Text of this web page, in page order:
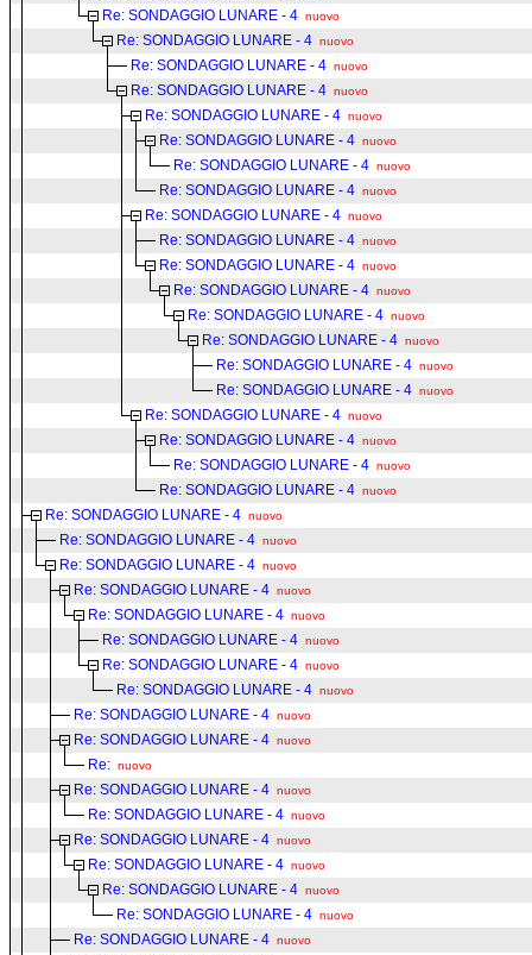
Re: SONDAGGIO LUNARE - 4 nuovo
Re: SONDAGGIO LUNARE - 4 nuovo
Re: SONDAGGIO LUNARE - 4 nuovo
Re: SONDAGGIO LUNARE - 4 nuovo
Re: SONDAGGIO LUNARE - 4 nuovo
Re: SONDAGGIO LUNARE - 4 nuovo
Re: SONDAGGIO LUNARE - 4 nuovo
Re: SONDAGGIO LUNARE - 4 nuovo
Re: SONDAGGIO LUNARE - 4 nuovo
Re: SONDAGGIO LUNARE - 4 nuovo
Re: SONDAGGIO LUNARE - 4 nuovo
Re: SONDAGGIO LUNARE - 4 nuovo
Re: SONDAGGIO LUNARE - 4 nuovo
Re: SONDAGGIO LUNARE - 4 nuovo
Re: SONDAGGIO LUNARE - 4 nuovo
Re: SONDAGGIO LUNARE - 4 nuovo
Re: SONDAGGIO LUNARE - 4 nuovo
Re: SONDAGGIO LUNARE - 4 nuovo
Re: SONDAGGIO LUNARE - 4 nuovo
Re: SONDAGGIO LUNARE - 4 nuovo
Re: SONDAGGIO LUNARE - 4 nuovo
Re: SONDAGGIO LUNARE - 4 nuovo
Re: SONDAGGIO LUNARE - 4 nuovo
Re: SONDAGGIO LUNARE - 4 nuovo
Re: SONDAGGIO LUNARE - 4 nuovo
Re: SONDAGGIO LUNARE - 4 nuovo
Re: SONDAGGIO LUNARE - 4 nuovo
Re: SONDAGGIO LUNARE - 4 nuovo
Re: SONDAGGIO LUNARE - 4 nuovo
Re: SONDAGGIO LUNARE - 4 nuovo
Re: nuovo
Re: SONDAGGIO LUNARE - 4 nuovo
Re: SONDAGGIO LUNARE - 4 nuovo
Re: SONDAGGIO LUNARE - 4 nuovo
Re: SONDAGGIO LUNARE - 4 nuovo
Re: SONDAGGIO LUNARE - 4 nuovo
Re: SONDAGGIO LUNARE - 4 nuovo
Re: SONDAGGIO LUNARE - 4 nuovo